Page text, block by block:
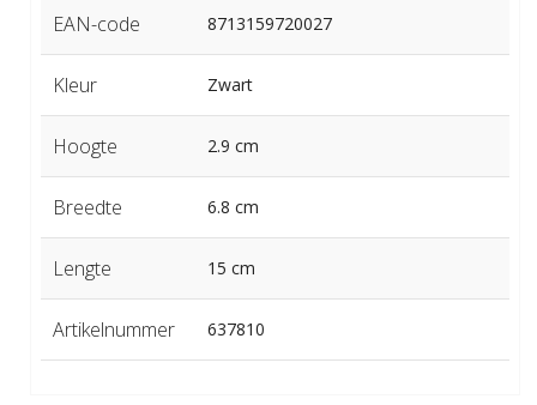
EAN-code 8713159720027
Kleur Zwart
Hoogte 2.9 cm
Breedte 6.8 cm
Lengte 15 cm
Artikelnummer 637810